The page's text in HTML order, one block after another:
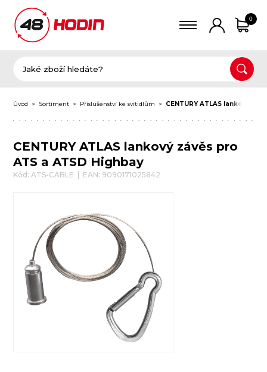
0
Úvod Sortiment Příslušenství ke svítidlům CENTURY ATLAS lankový
CENTURY ATLAS lankový závěs pro
ATS a ATSD Highbay
Kód: ATS-CABLE | EAN: 9090171025842